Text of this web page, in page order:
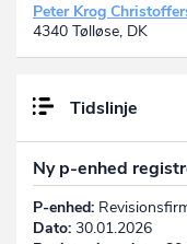
Peter Krog
4340 Tølløse, DK
Tidslinje
Ny p-enhed
P-enhed:
Dato: 30.01.2026